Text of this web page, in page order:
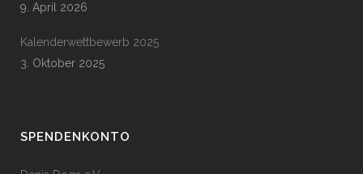
9. April 2026
Kalenderwettbewerb 2025
3. Oktober 2025
SPENDENKONTO